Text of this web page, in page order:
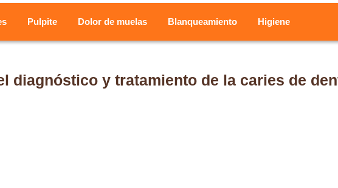
Pulpite Dolor de muelas Blanqueamiento Higiene
diagnóstico y tratamiento de la caries de